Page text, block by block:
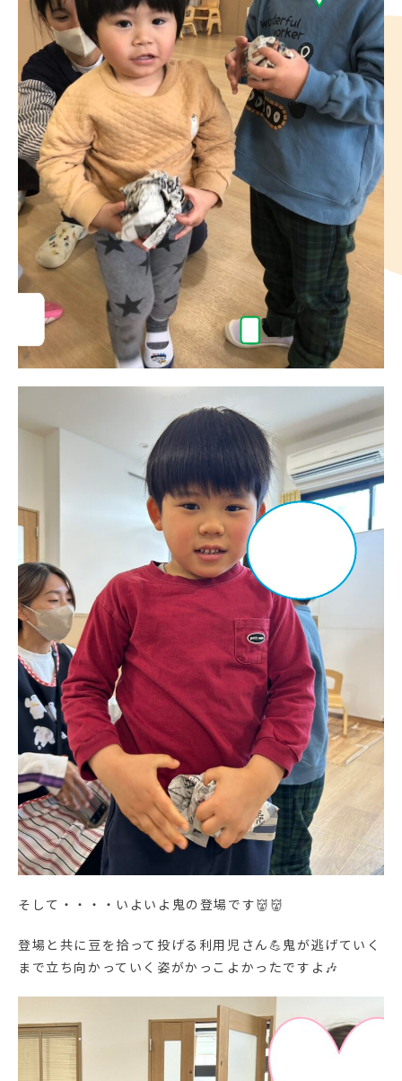
そして・・・・いよいよ鬼の登場です👹👹
登場と共に豆を拾って投げる利用児さん💪鬼が逃げていく
まで立ち向かっていく姿がかっこよかったですよ🎶